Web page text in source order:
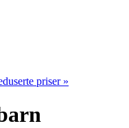
priser »